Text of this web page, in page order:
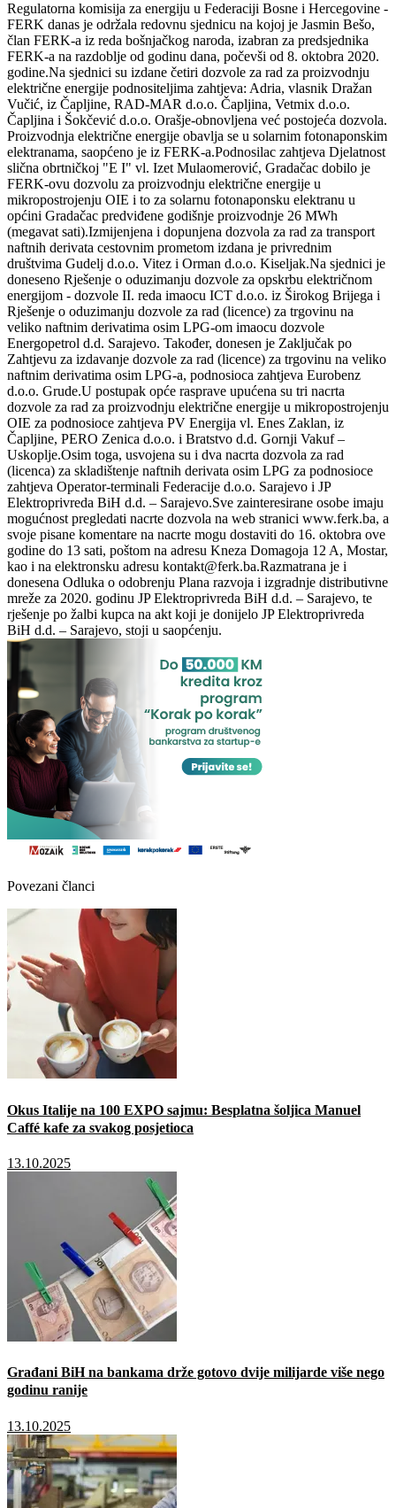
Regulatorna komisija za energiju u Federaciji Bosne i Hercegovine -
FERK danas je održala redovnu sjednicu na kojoj je Jasmin Bešo,
član FERK-a iz reda bošnjačkog naroda, izabran za predsjednika
FERK-a na razdoblje od godinu dana, počevši od 8. oktobra 2020.
godine.Na sjednici su izdane četiri dozvole za rad za proizvodnju
električne energije podnositeljima zahtjeva: Adria, vlasnik Dražan
Vučić, iz Čapljine, RAD-MAR d.o.o. Čapljina, Vetmix d.o.o.
Čapljina i Šokčević d.o.o. Orašje-obnovljena već postojeća dozvola.
Proizvodnja električne energije obavlja se u solarnim fotonaponskim
elektranama, saopćeno je iz FERK-a.Podnosilac zahtjeva Djelatnost
slična obrtničkoj "E I" vl. Izet Mulaomerović, Gradačac dobilo je
FERK-ovu dozvolu za proizvodnju električne energije u
mikropostrojenju OIE i to za solarnu fotonaponsku elektranu u
općini Gradačac predviđene godišnje proizvodnje 26 MWh
(megavat sati).Izmijenjena i dopunjena dozvola za rad za transport
naftnih derivata cestovnim prometom izdana je privrednim
društvima Gudelj d.o.o. Vitez i Orman d.o.o. Kiseljak.Na sjednici je
doneseno Rješenje o oduzimanju dozvole za opskrbu električnom
energijom - dozvole II. reda imaocu ICT d.o.o. iz Širokog Brijega i
Rješenje o oduzimanju dozvole za rad (licence) za trgovinu na
veliko naftnim derivatima osim LPG-om imaocu dozvole
Energopetrol d.d. Sarajevo. Također, donesen je Zaključak po
Zahtjevu za izdavanje dozvole za rad (licence) za trgovinu na veliko
naftnim derivatima osim LPG-a, podnosioca zahtjeva Eurobenz
d.o.o. Grude.U postupak opće rasprave upućena su tri nacrta
dozvole za rad za proizvodnju električne energije u mikropostrojenju
OIE za podnosioce zahtjeva PV Energija vl. Enes Zaklan, iz
Čapljine, PERO Zenica d.o.o. i Bratstvo d.d. Gornji Vakuf –
Uskoplje.Osim toga, usvojena su i dva nacrta dozvola za rad
(licenca) za skladištenje naftnih derivata osim LPG za podnosioce
zahtjeva Operator-terminali Federacije d.o.o. Sarajevo i JP
Elektroprivreda BiH d.d. – Sarajevo.Sve zainteresirane osobe imaju
mogućnost pregledati nacrte dozvola na web stranici www.ferk.ba, a
svoje pisane komentare na nacrte mogu dostaviti do 16. oktobra ove
godine do 13 sati, poštom na adresu Kneza Domagoja 12 A, Mostar,
kao i na elektronsku adresu kontakt@ferk.ba.Razmatrana je i
donesena Odluka o odobrenju Plana razvoja i izgradnje distributivne
mreže za 2020. godinu JP Elektroprivreda BiH d.d. – Sarajevo, te
rješenje po žalbi kupca na akt koji je donijelo JP Elektroprivreda
BiH d.d. – Sarajevo, stoji u saopćenju.
Povezani članci
Okus Italije na 100 EXPO sajmu: Besplatna šoljica Manuel
Caffé kafe za svakog posjetioca
13.10.2025
Građani BiH na bankama drže gotovo dvije milijarde više nego
godinu ranije
13.10.2025